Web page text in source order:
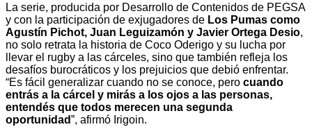
La serie, producida por Desarrollo de Contenidos de PEGSA
y con la participación de exjugadores de Los Pumas como
Agustín Pichot, Juan Leguizamón y Javier Ortega Desio,
no solo retrata la historia de Coco Oderigo y su lucha por
llevar el rugby a las cárceles, sino que también refleja los
desafíos burocráticos y los prejuicios que debió enfrentar.
“Es fácil generalizar cuando no se conoce, pero cuando
entrás a la cárcel y mirás a los ojos a las personas,
entendés que todos merecen una segunda
oportunidad”, afirmó Irigoin.